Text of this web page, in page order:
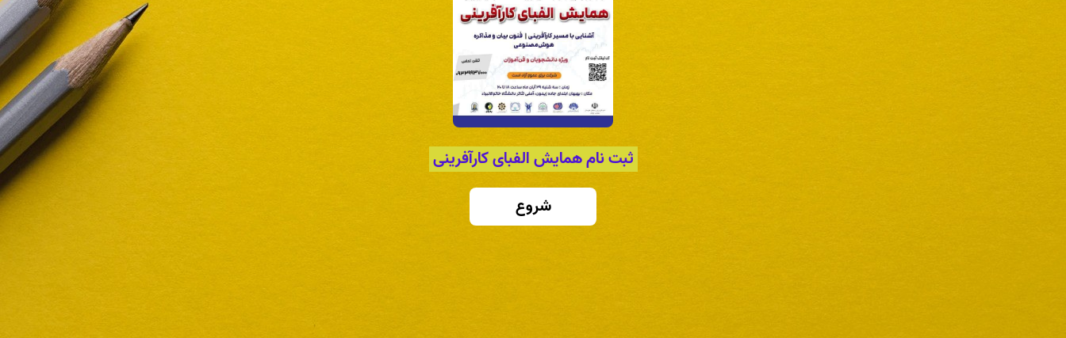
ثبت نام همایش الفبای کارآفرینی
شروع